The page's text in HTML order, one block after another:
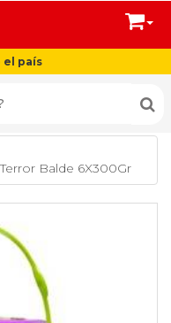
el país
Balde 6X300Gr